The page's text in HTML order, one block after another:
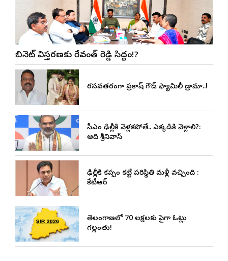
కేబినెట్ విస్తరణకు రేవంత్ రెడ్డి సిద్ధం!?
రసవత్తరంగా ప్రకాష్ గౌడ్ ఫ్యామిలీ డ్రామా..!
సీఎం ఢిల్లీకి వెళ్లకపోతే.. ఎక్కడికి వెళ్లాలి?:
ఆది శ్రీనివాస్
ఢిల్లీకి కప్పం కట్టే పరిస్థితి మళ్లీ వచ్చింది :
కేటీఆర్
తెలంగాణలో 70 లక్షలకు పైగా ఓట్లు
గల్లంతు!